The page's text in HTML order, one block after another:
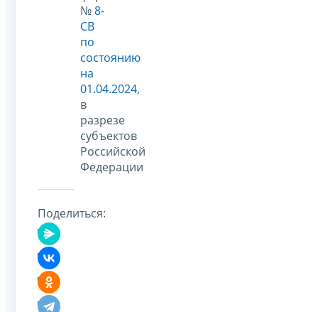
№8-
СВ
по
состоянию
на
01.04.2024,
в
разрезе
субъектов
Российской
Федерации
Поделиться: